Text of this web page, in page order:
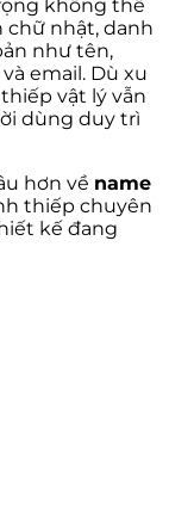
không thể
nhật, danh
như tên,
email. Dù xu
vật lý vẫn
dùng duy trì
hơn về name
thiếp chuyên
kế đang